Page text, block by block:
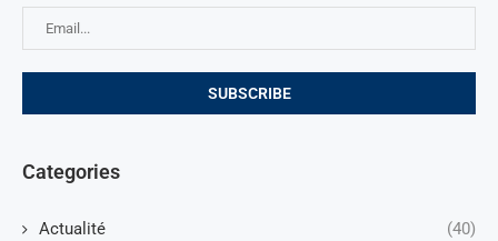
Categories
Actualité (40)